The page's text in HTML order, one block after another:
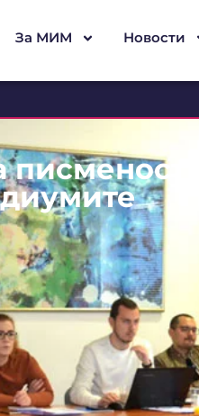
За МИМ Новости
писменост и